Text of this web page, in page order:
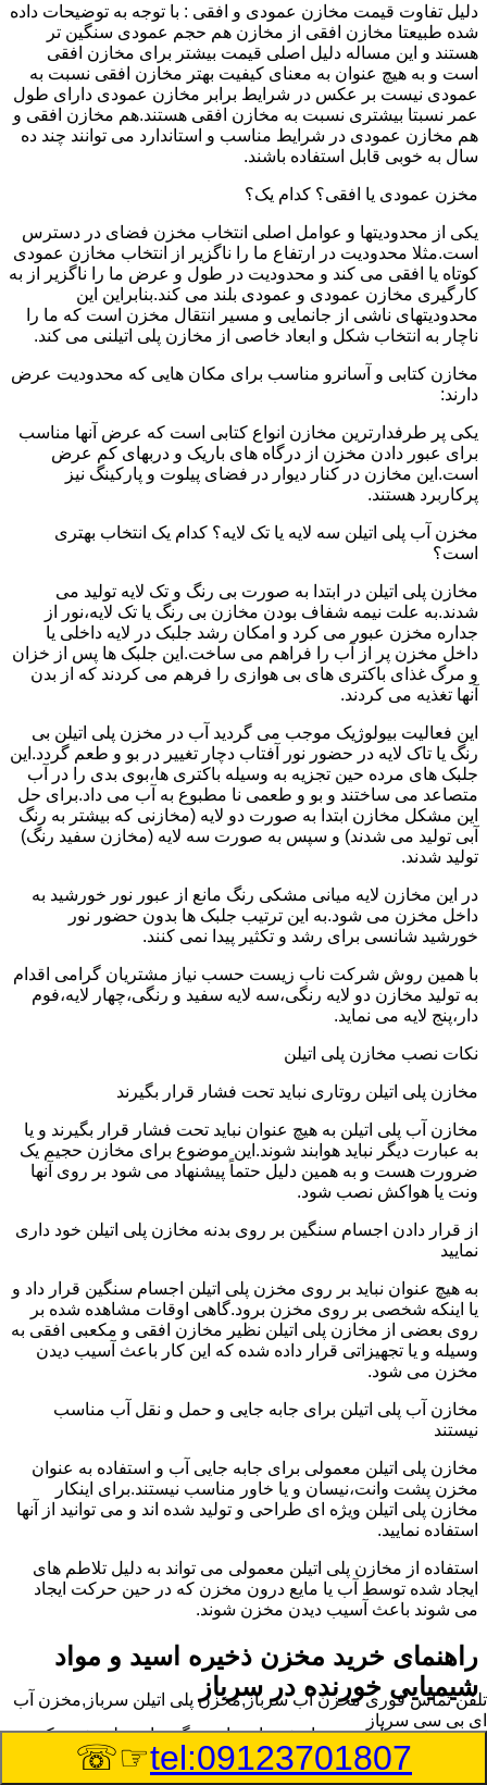
دلیل تفاوت قیمت مخازن عمودی و افقی : با توجه به توضیحات داده
شده طبیعتا مخازن افقی از مخازن هم حجم عمودی سنگین تر
هستند و این مساله دلیل اصلی قیمت بیشتر برای مخازن افقی
است و به هیچ عنوان به معنای کیفیت بهتر مخازن افقی نسبت به
عمودی نیست بر عکس در شرایط برابر مخازن عمودی دارای طول
عمر نسبتا بیشتری نسبت به مخازن افقی هستند.هم مخازن افقی و
هم مخازن عمودی در شرایط مناسب و استاندارد می توانند چند ده
سال به خوبی قابل استفاده باشند.
مخزن عمودی یا افقی؟ کدام یک؟
یکی از محدودیتها و عوامل اصلی انتخاب مخزن فضای در دسترس
است.مثلا محدودیت در ارتفاع ما را ناگزیر از انتخاب مخازن عمودی
کوتاه یا افقی می کند و محدودیت در طول و عرض ما را ناگزیر از به
کارگیری مخازن عمودی و عمودی بلند می کند.بنابراین این
محدودیتهای ناشی از جانمایی و مسیر انتقال مخزن است که ما را
ناچار به انتخاب شکل و ابعاد خاصی از مخازن پلی اتیلنی می کند.
مخازن کتابی و آسانرو مناسب برای مکان هایی که محدودیت عرض
دارند:
یکی پر طرفدارترین مخازن انواع کتابی است که عرض آنها مناسب
برای عبور دادن مخزن از درگاه های باریک و دربهای کم عرض
است.این مخازن در کنار دیوار در فضای پیلوت و پارکینگ نیز
پرکاربرد هستند.
مخزن آب پلی اتیلن سه لایه یا تک لایه؟ کدام یک انتخاب بهتری
است؟
مخازن پلی اتیلن در ابتدا به صورت بی رنگ و تک لایه تولید می
شدند.به علت نیمه شفاف بودن مخازن بی رنگ یا تک لایه،نور از
جداره مخزن عبور می کرد و امکان رشد جلبک در لایه داخلی یا
داخل مخزن پر از آب را فراهم می ساخت.این جلبک ها پس از خزان
و مرگ غذای باکتری های بی هوازی را فرهم می کردند که از بدن
آنها تغذیه می کردند.
این فعالیت بیولوژیک موجب می گردید آب در مخزن پلی اتیلن بی
رنگ یا تاک لایه در حضور نور آفتاب دچار تغییر در بو و طعم گردد.این
جلبک های مرده حین تجزیه به وسیله باکتری ها،بوی بدی را در آب
متصاعد می ساختند و بو و طعمی نا مطبوع به آب می داد.برای حل
این مشکل مخازن ابتدا به صورت دو لایه (مخازنی که بیشتر به رنگ
آبی تولید می شدند) و سپس به صورت سه لایه (مخازن سفید رنگ)
تولید شدند.
در این مخازن لایه میانی مشکی رنگ مانع از عبور نور خورشید به
داخل مخزن می شود.به این ترتیب جلبک ها بدون حضور نور
خورشید شانسی برای رشد و تکثیر پیدا نمی کنند.
با همین روش شرکت ناب زیست حسب نیاز مشتریان گرامی اقدام
به تولید مخازن دو لایه رنگی،سه لایه سفید و رنگی،چهار لایه،فوم
دار،پنج لایه می نماید.
نکات نصب مخازن پلی اتیلن
مخازن پلی اتیلن روتاری نباید تحت فشار قرار بگیرند
مخازن آب پلی اتیلن به هیچ عنوان نباید تحت فشار قرار بگیرند و یا
به عبارت دیگر نباید هوابند شوند.این موضوع برای مخازن حجیم یک
ضرورت هست و به همین دلیل حتماً پیشنهاد می شود بر روی آنها
ونت یا هواکش نصب شود.
از قرار دادن اجسام سنگین بر روی بدنه مخازن پلی اتیلن خود داری
نمایید
به هیچ عنوان نباید بر روی مخزن پلی اتیلن اجسام سنگین قرار داد و
یا اینکه شخصی بر روی مخزن برود.گاهی اوقات مشاهده شده بر
روی بعضی از مخازن پلی اتیلن نظیر مخازن افقی و مکعبی افقی به
وسیله و یا تجهیزاتی قرار داده شده که این کار باعث آسیب دیدن
مخزن می شود.
مخازن آب پلی اتیلن برای جابه جایی و حمل و نقل آب مناسب
نیستند
مخازن پلی اتیلن معمولی برای جابه جایی آب و استفاده به عنوان
مخزن پشت وانت،نیسان و یا خاور مناسب نیستند.برای اینکار
مخازن پلی اتیلن ویژه ای طراحی و تولید شده اند و می توانید از آنها
استفاده نمایید.
استفاده از مخازن پلی اتیلن معمولی می تواند به دلیل تلاطم های
ایجاد شده توسط آب یا مایع درون مخزن که در حین حرکت ایجاد
می شوند باعث آسیب دیدن مخزن شوند.
راهنمای خرید مخزن ذخیره اسید و مواد
شیمیایی خورنده در سرباز
مخزن ذخیره اسید و مواد شیمیایی باید به گونه ای تولید شوند که
بتوانند در برابر چگالی نسبتا بالا و خورندگی انواع اسیدها مقاومت
کافی داشته باشند.به همین دلیل نمی توان در هر مخزنی اسید و مواد
تلفن تماس فوریمخزن آب سرباز,مخزن پلی اتیلن سرباز,مخزن آب
ای بی سی سرباز
tel:09123701807
☞☏